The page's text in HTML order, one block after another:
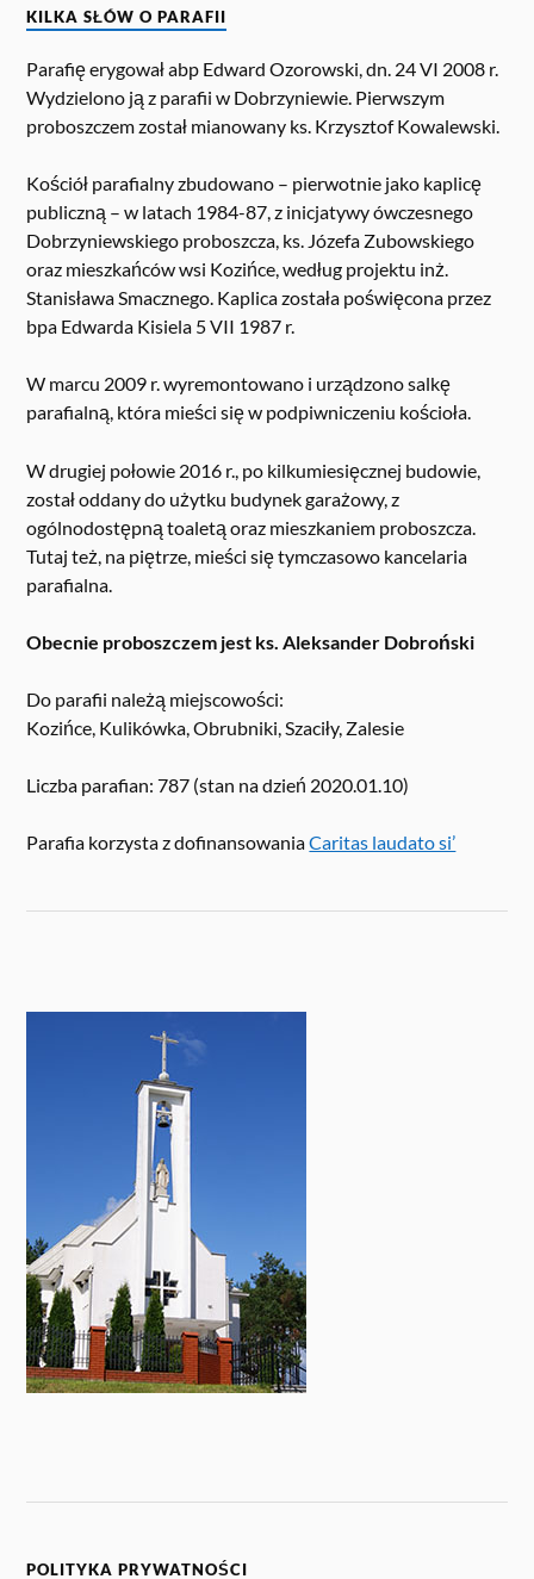
KILKA SŁÓW O PARAFII
Parafię erygował abp Edward Ozorowski, dn. 24 VI 2008 r.
Wydzielono ją z parafii w Dobrzyniewie. Pierwszym
proboszczem został mianowany ks. Krzysztof Kowalewski.
Kościół parafialny zbudowano – pierwotnie jako kaplicę
publiczną – w latach 1984-87, z inicjatywy ówczesnego
Dobrzyniewskiego proboszcza, ks. Józefa Zubowskiego
oraz mieszkańców wsi Kozińce, według projektu inż.
Stanisława Smacznego. Kaplica została poświęcona przez
bpa Edwarda Kisiela 5 VII 1987 r.
W marcu 2009 r. wyremontowano i urządzono salkę
parafialną, która mieści się w podpiwniczeniu kościoła.
W drugiej połowie 2016 r., po kilkumiesięcznej budowie,
został oddany do użytku budynek garażowy, z
ogólnodostępną toaletą oraz mieszkaniem proboszcza.
Tutaj też, na piętrze, mieści się tymczasowo kancelaria
parafialna.
Obecnie proboszczem jest ks. Aleksander Dobroński
Do parafii należą miejscowości:
Kozińce, Kulikówka, Obrubniki, Szaciły, Zalesie
Liczba parafian: 787 (stan na dzień 2020.01.10)
Parafia korzysta z dofinansowaniaCaritas laudato si’
POLITYKA PRYWATNOŚCI